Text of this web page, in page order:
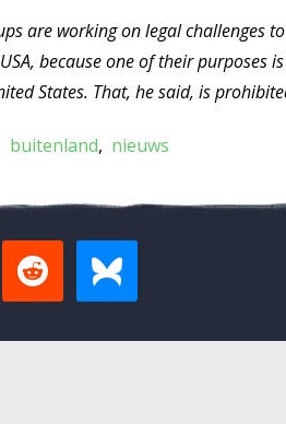
are working on legal challenges
because one of their
States. That, he said, is
buitenland nieuws